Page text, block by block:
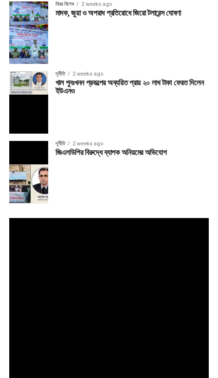
মিরর বিশেষ 2 weeks ago
মাদক, জুয়া ও অপরাধ প্রতিরোধে জিরো টলারেন্স ঘোষণা
দূর্নীতি 2 weeks ago
খাল পুনঃখনন প্রকল্পের অব্যয়িত প্রায় ২০ লাখ টাকা ফেরত দিলেন
ইউএনও
দূর্নীতি 2 weeks ago
জিএলডিপির বিরুদ্ধে ব্যাপক অনিয়মের অভিযোগ